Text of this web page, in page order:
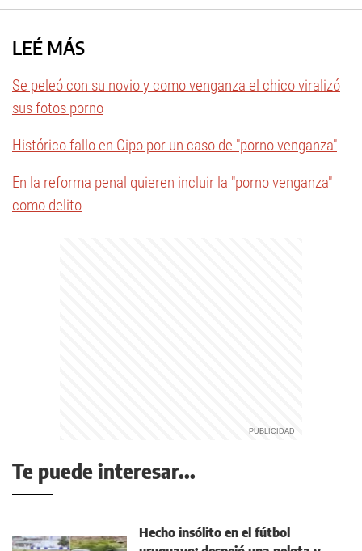
LEÉ MÁS
Se peleó con su novio y como venganza el chico viralizó
sus fotos porno
Histórico fallo en Cipo por un caso de "porno venganza"
En la reforma penal quieren incluir la "porno venganza"
como delito
Te puede interesar...
Hecho insólito en el fútbol